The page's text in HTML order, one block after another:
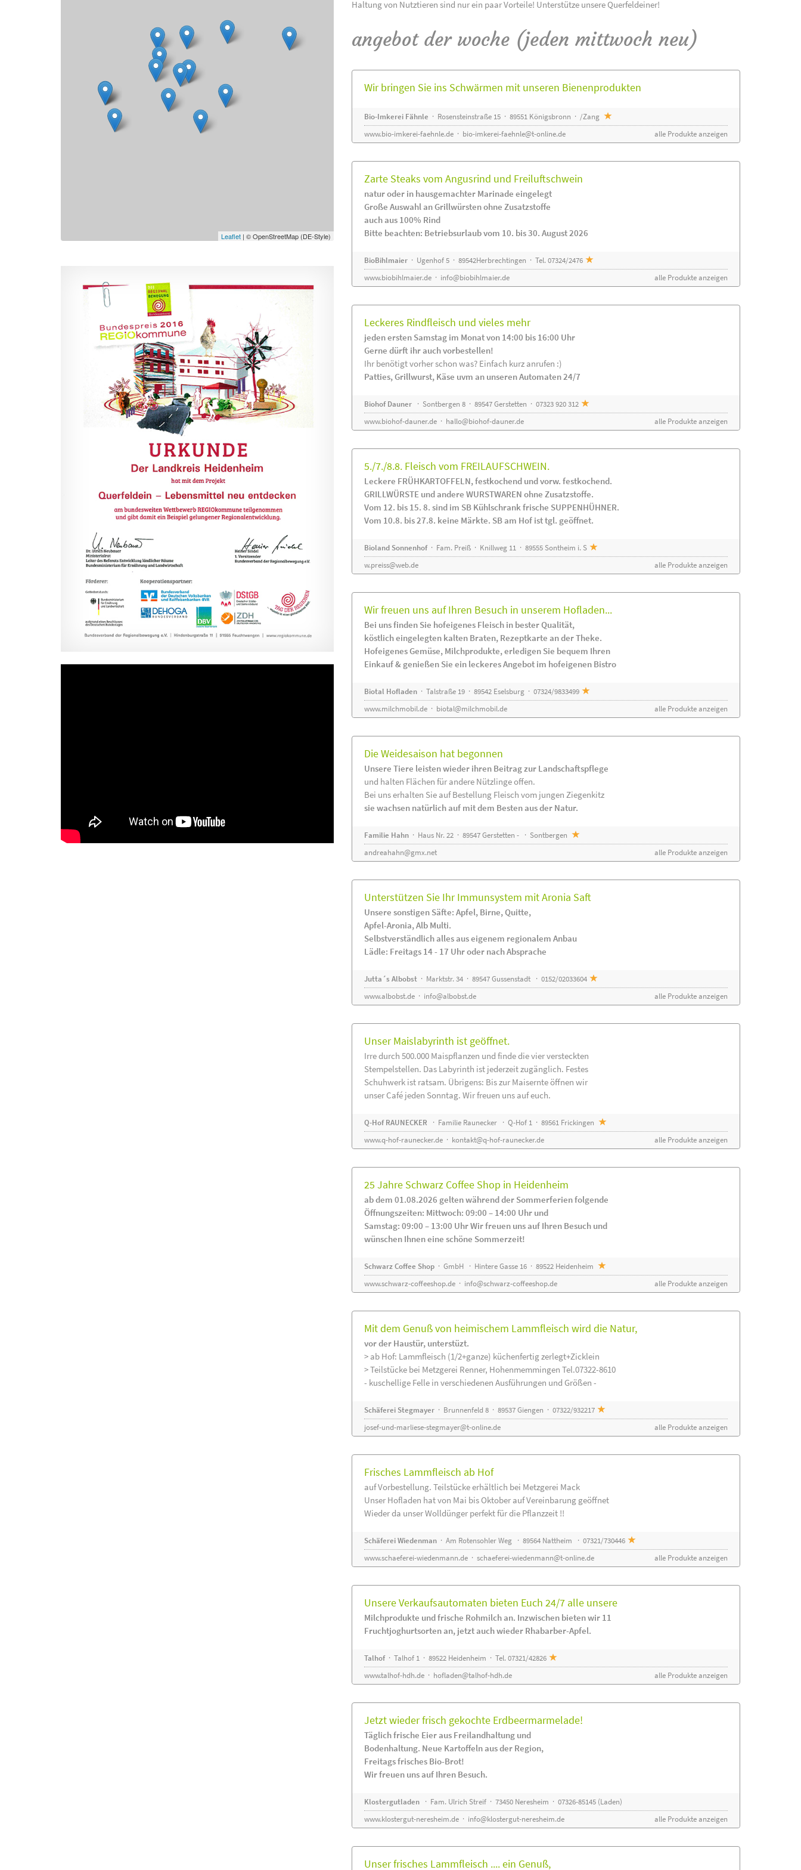
Leaflet| © OpenStreetMap (DE-Style)
Haltung von Nutztieren sind nur ein paar Vorteile! Unterstütze unsere Querfeldeiner!
angebot der woche (jeden mittwoch neu)
Wir bringen Sie ins Schwärmen mit unseren Bienenprodukten
Bio-Imkerei Fähnle · Rosensteinstraße 15 · 89551 Königsbronn · /Zang
www.bio-imkerei-faehnle.de· bio-imkerei-faehnle@t-online.de alle Produkte anzeigen
Zarte Steaks vom Angusrind und Freiluftschwein
natur oder in hausgemachter Marinade eingelegt
Große Auswahl an Grillwürsten ohne Zusatzstoffe
auch aus 100% Rind
Bitte beachten: Betriebsurlaub vom 10. bis 30. August 2026
BioBihlmaier· Ugenhof 5 · 89542Herbrechtingen · Tel. 07324/2476
www.biobihlmaier.de· info@biobihlmaier.de alle Produkte anzeigen
Leckeres Rindfleisch und vieles mehr
jeden ersten Samstag im Monat von 14:00 bis 16:00 Uhr
Gerne dürft ihr auch vorbestellen!
Ihr benötigt vorher schon was? Einfach kurz anrufen :)
Patties, Grillwurst, Käse uvm an unseren Automaten 24/7
Biohof Dauner · Sontbergen 8 · 89547 Gerstetten · 07323 920 312
www.biohof-dauner.de· hallo@biohof-dauner.de alle Produkte anzeigen
5./7./8.8. Fleisch vom FREILAUFSCHWEIN.
Leckere FRÜHKARTOFFELN, festkochend und vorw. festkochend.
GRILLWÜRSTE und andere WURSTWAREN ohne Zusatzstoffe.
Vom 12. bis 15. 8. sind im SB Kühlschrank frische SUPPENHÜHNER.
Vom 10.8. bis 27.8. keine Märkte. SB am Hof ist tgl. geöffnet.
Bioland Sonnenhof· Fam. Preiß · Knillweg 11 · 89555 Sontheim i. S
w.preiss@web.de
alle Produkte anzeigen
Wir freuen uns auf Ihren Besuch in unserem Hofladen...
Bei uns finden Sie hofeigenes Fleisch in bester Qualität,
köstlich eingelegten kalten Braten, Rezeptkarte an der Theke.
Hofeigenes Gemüse, Milchprodukte, erledigen Sie bequem Ihren
Einkauf & genießen Sie ein leckeres Angebot im hofeigenen Bistro
Biotal Hofladen· Talstraße 19 · 89542 Eselsburg · 07324/9833499
www.milchmobil.de· biotal@milchmobil.de alle Produkte anzeigen
Die Weidesaison hat begonnen
Unsere Tiere leisten wieder ihren Beitrag zur Landschaftspflege
und halten Flächen für andere Nützlinge offen.
Bei uns erhalten Sie auf Bestellung Fleisch vom jungen Ziegenkitz
sie wachsen natürlich auf mit dem Besten aus der Natur.
Familie Hahn· Haus Nr. 22 · 89547 Gerstetten - · Sontbergen
andreahahn@gmx.net
alle Produkte anzeigen
Unterstützen Sie Ihr Immunsystem mit Aronia Saft
Unsere sonstigen Säfte: Apfel, Birne, Quitte,
Apfel-Aronia, Alb Multi.
Selbstverständlich alles aus eigenem regionalem Anbau
Lädle: Freitags 14 - 17 Uhr oder nach Absprache
Jutta´s Albobst· Marktstr. 34 · 89547 Gussenstadt · 0152/02033604
www.albobst.de· info@albobst.de alle Produkte anzeigen
Unser Maislabyrinth ist geöffnet.
Irre durch 500.000 Maispflanzen und finde die vier versteckten
Stempelstellen. Das Labyrinth ist jederzeit zugänglich. Festes
Schuhwerk ist ratsam. Übrigens: Bis zur Maisernte öffnen wir
unser Café jeden Sonntag. Wir freuen uns auf euch.
Q-Hof RAUNECKER
· Familie Raunecker · Q-Hof 1 · 89561 Frickingen
www.q-hof-raunecker.de· kontakt@q-hof-raunecker.de alle Produkte anzeigen
25 Jahre Schwarz Coffee Shop in Heidenheim
ab dem 01.08.2026 gelten während der Sommerferien folgende
Öffnungszeiten: Mittwoch: 09:00 – 14:00 Uhr und
Samstag: 09:00 – 13:00 Uhr Wir freuen uns auf Ihren Besuch und
wünschen Ihnen eine schöne Sommerzeit!
Schwarz Coffee Shop· GmbH · Hintere Gasse 16 · 89522 Heidenheim
www.schwarz-coffeeshop.de· info@schwarz-coffeeshop.de alle Produkte anzeigen
Mit dem Genuß von heimischem Lammfleisch wird die Natur,
vor der Haustür, unterstüzt.
> ab Hof: Lammfleisch (1/2+ganze) küchenfertig zerlegt+Zicklein
> Teilstücke bei Metzgerei Renner, Hohenmemmingen Tel.07322-8610
- kuschellige Felle in verschiedenen Ausführungen und Größen -
Schäferei Stegmayer· Brunnenfeld 8 · 89537 Giengen · 07322/932217
josef-und-marliese-stegmayer@t-online.de
alle Produkte anzeigen
Frisches Lammfleisch ab Hof
auf Vorbestellung. Teilstücke erhältlich bei Metzgerei Mack
Unser Hofladen hat von Mai bis Oktober auf Vereinbarung geöffnet
Wieder da unser Wolldünger perfekt für die Pflanzzeit !!
Schäferei Wiedenman· Am Rotensohler Weg · 89564 Nattheim · 07321/730446
www.schaeferei-wiedenmann.de· schaeferei-wiedenmann@t-online.de alle Produkte anzeigen
Unsere Verkaufsautomaten bieten Euch 24/7 alle unsere
Milchprodukte und frische Rohmilch an. Inzwischen bieten wir 11
Fruchtjoghurtsorten an, jetzt auch wieder Rhabarber-Apfel.
Talhof· Talhof 1 · 89522 Heidenheim · Tel. 07321/42826
www.talhof-hdh.de· hofladen@talhof-hdh.de alle Produkte anzeigen
Jetzt wieder frisch gekochte Erdbeermarmelade!
Täglich frische Eier aus Freilandhaltung und
Bodenhaltung. Neue Kartoffeln aus der Region,
Freitags frisches Bio-Brot!
Wir freuen uns auf Ihren Besuch.
Klostergutladen · Fam. Ulrich Streif · 73450 Neresheim · 07326-85145 (Laden)
www.klostergut-neresheim.de· info@klostergut-neresheim.de alle Produkte anzeigen
Unser frisches Lammfleisch .... ein Genuß,